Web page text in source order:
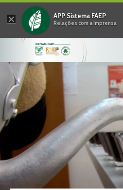
× APP Sistema FAEP
Relações com a Imprensa